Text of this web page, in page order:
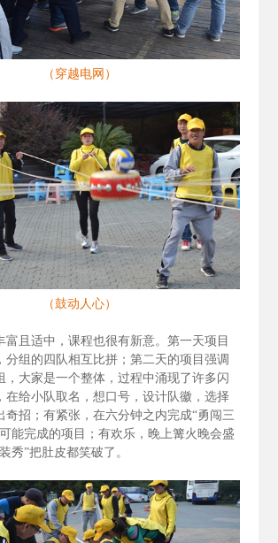
（穿越电网）
（鼓动人心）
富且适中，课程也很有新意。第一天项目
分组的四队相互比拼；第二天的项目强调
，大家是一个整体，过程中涌现了许多闪
在给小队取名，想口号，设计队徽，选择
奇招；有紧张，在六分钟之内完成“勇闯三
能完成的项目；有欢乐，晚上篝火晚会盛
秀”把肚皮都笑破了。